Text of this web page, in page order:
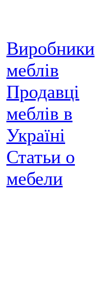
Виробники
меблів
Продавці
меблів в
Україні
Статьи о
мебели